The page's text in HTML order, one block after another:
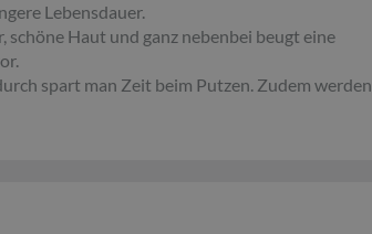
Lebensdauer.
schöne Haut und ganz nebenbei beugt eine
spart man Zeit beim Putzen. Zudem werden